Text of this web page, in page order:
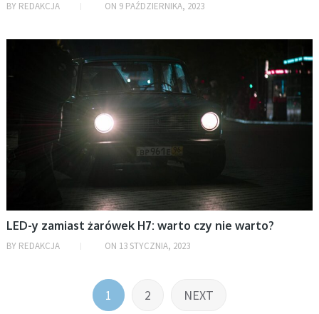
BY REDAKCJA ON 9 PAŹDZIERNIKA, 2023
MOTORYZACJA
LED-y zamiast żarówek H7: warto czy nie warto?
BY REDAKCJA ON 13 STYCZNIA, 2023
Stronicowanie
1 2 NEXT